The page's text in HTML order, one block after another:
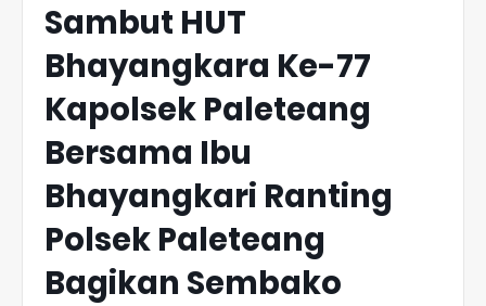
Sambut HUT
Bhayangkara Ke-77
Kapolsek Paleteang
Bersama Ibu
Bhayangkari Ranting
Polsek Paleteang
Bagikan Sembako